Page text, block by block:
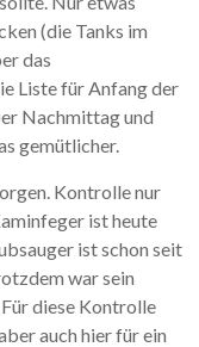
(die Tanks im
das
Liste für Anfang der
Nachmittag und
gemütlicher.
Kontrolle nur
ist heute
ist schon seit
war sein
diese Kontrolle
auch hier für ein